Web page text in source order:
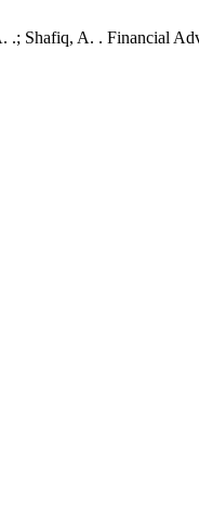
Shafiq, A. . Financial